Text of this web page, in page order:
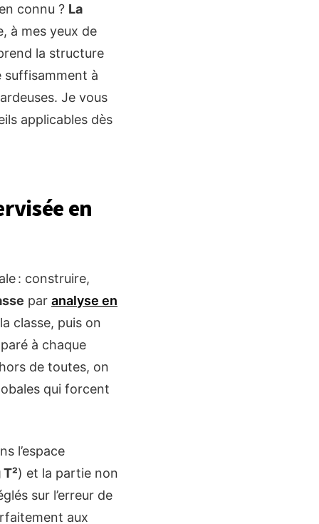
connu ? La
à mes yeux de
la structure
suffisamment à
Je vous
applicables dès
en
: construire,
par analyse en
classe, puis on
à chaque
de toutes, on
qui forcent
l’espace
) et la partie non
sur l’erreur de
aux